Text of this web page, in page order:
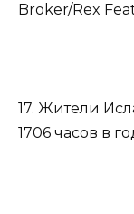
Broker/Rex
17. Жители
1706 часов в